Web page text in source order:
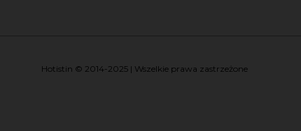
Hotistin © 2014-2025 | Wszelkie prawa zastrzeżone